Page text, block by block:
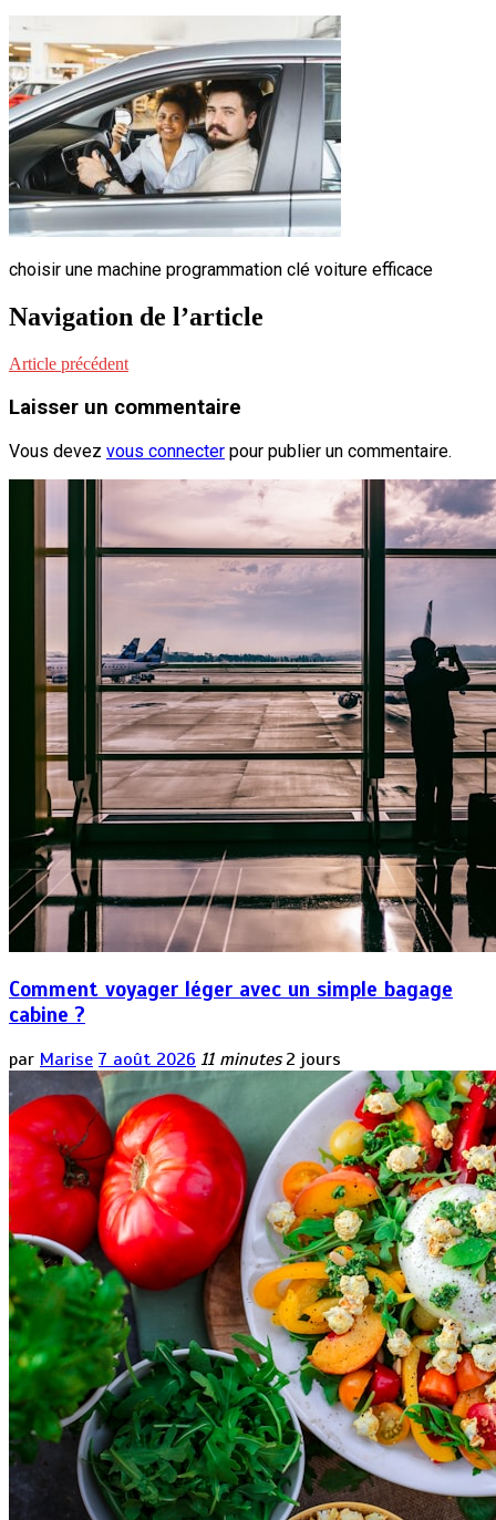
choisir une machine programmation clé voiture efficace
Navigation de l’article
Article précédent
Laisser un commentaire
Vous devez vous connecter pour publier un commentaire.
Comment voyager léger avec un simple bagage
cabine ?
par Marise 7 août 2026 11 minutes 2 jours